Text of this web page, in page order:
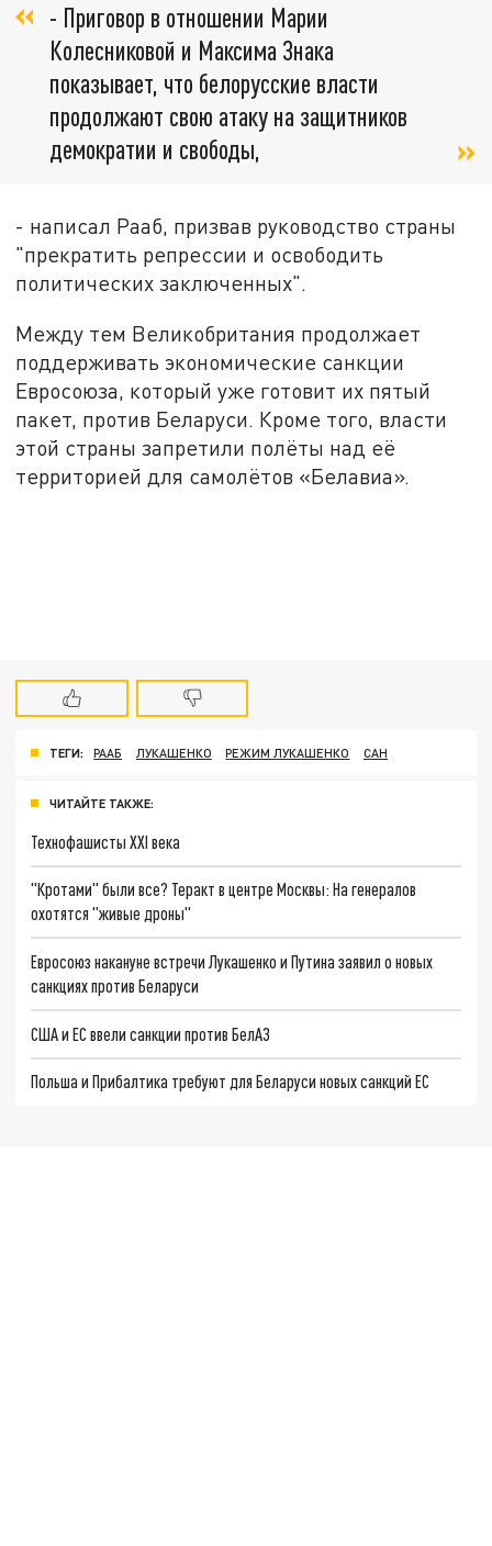
- Приговор в отношении Марии
Колесниковой и Максима Знака
показывает, что белорусские власти
продолжают свою атаку на защитников
демократии и свободы,
- написал Рааб, призвав руководство страны
"прекратить репрессии и освободить
политических заключенных".
Между тем Великобритания продолжает
поддерживать экономические санкции
Евросоюза, который уже готовит их пятый
пакет, против Беларуси. Кроме того, власти
этой страны запретили полёты над её
территорией для самолётов «Белавиа».
ТЕГИ: РААБ ЛУКАШЕНКО РЕЖИМ ЛУКАШЕНКО САН
ЧИТАЙТЕ ТАКЖЕ:
Технофашисты XXI века
"Кротами" были все? Теракт в центре Москвы: На генералов
охотятся "живые дроны"
Евросоюз накануне встречи Лукашенко и Путина заявил о новых
санкциях против Беларуси
США и ЕС ввели санкции против БелАЗ
Польша и Прибалтика требуют для Беларуси новых санкций ЕС